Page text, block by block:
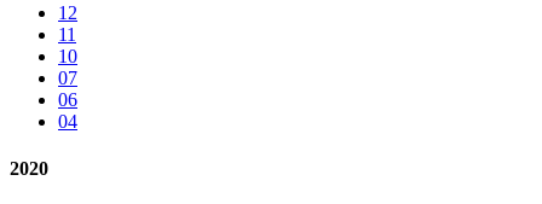
12
11
10
07
06
04
2020